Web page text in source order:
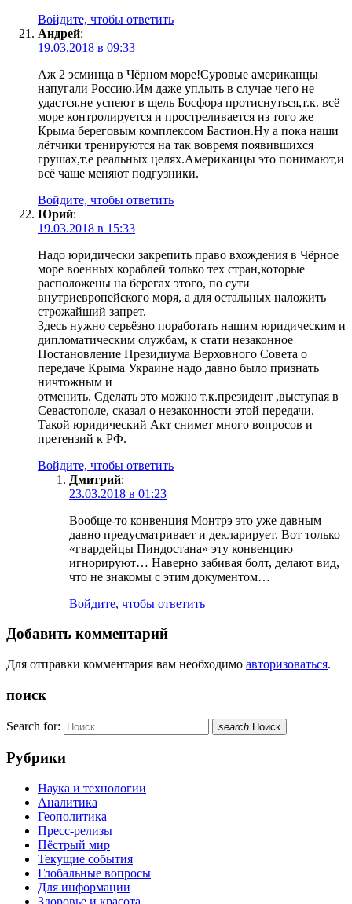
Войдите, чтобы ответить
Андрей:
19.03.2018 в 09:33
Аж 2 эсминца в Чёрном море!Суровые американцы
напугали Россию.Им даже уплыть в случае чего не
удастся,не успеют в щель Босфора протиснуться,т.к. всё
море контролируется и простреливается из того же
Крыма береговым комплексом Бастион.Ну а пока наши
лётчики тренируются на так вовремя появившихся
грушах,т.е реальных целях.Американцы это понимают,и
всё чаще меняют подгузники.
Войдите, чтобы ответить
Юрий:
19.03.2018 в 15:33
Надо юридически закрепить право вхождения в Чёрное
море военных кораблей только тех стран,которые
расположены на берегах этого, по сути
внутриевропейского моря, а для остальных наложить
строжайший запрет.
Здесь нужно серьёзно поработать нашим юридическим и
дипломатическим службам, к стати незаконное
Постановление Президиума Верховного Совета о
передаче Крыма Украине надо давно было признать
ничтожным и
отменить. Сделать это можно т.к.президент ,выступая в
Севастополе, сказал о незаконности этой передачи.
Такой юридический Акт снимет много вопросов и
претензий к РФ.
Войдите, чтобы ответить
Дмитрий:
23.03.2018 в 01:23
Вообще-то конвенция Монтрэ это уже давным
давно предусматривает и декларирует. Вот только
«гвардейцы Пиндостана» эту конвенцию
игнорируют… Наверно забивая болт, делают вид,
что не знакомы с этим документом…
Войдите, чтобы ответить
Добавить комментарий
Для отправки комментария вам необходимо авторизоваться.
поиск
Search for: search Поиск
Рубрики
Наука и технологии
Аналитика
Геополитика
Пресс-релизы
Пёстрый мир
Текущие события
Глобальные вопросы
Для информации
Здоровье и красота